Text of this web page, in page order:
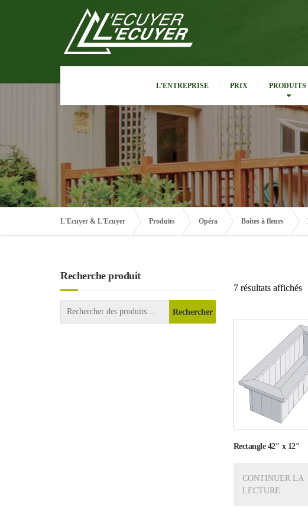
L’ENTREPRISE PRIX PRODUITS
L'Ecuyer & L'Ecuyer Produits Opéra Boîtes à fleurs
7 résultats affichés
Rectangle 42″ x 12″
CONTINUER LA
LECTURE
Recherche produit
Rechercher